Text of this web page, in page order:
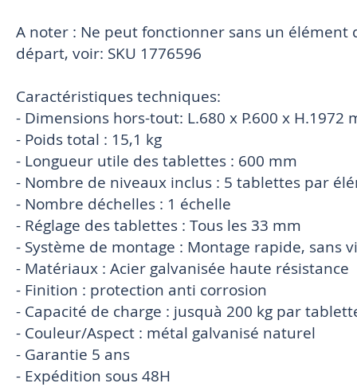
A noter : Ne peut fonctionner sans un élément
départ, voir: SKU 1776596
Caractéristiques techniques:
- Dimensions hors-tout: L.680 x P.600 x H.1972
- Poids total : 15,1 kg
- Longueur utile des tablettes : 600 mm
- Nombre de niveaux inclus : 5 tablettes par
- Nombre déchelles : 1 échelle
- Réglage des tablettes : Tous les 33 mm
- Système de montage : Montage rapide, sans
- Matériaux : Acier galvanisée haute résistance
- Finition : protection anti corrosion
- Capacité de charge : jusquà 200 kg par
- Couleur/Aspect : métal galvanisé naturel
- Garantie 5 ans
- Expédition sous 48H